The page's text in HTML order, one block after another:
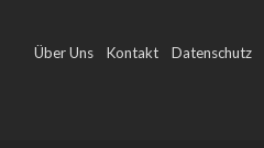
Über Uns Kontakt Datenschutz